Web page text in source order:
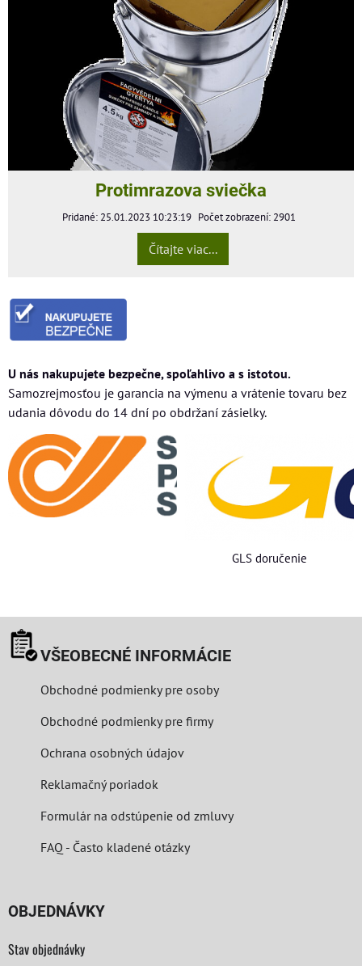
Protimrazova sviečka
Pridané: 25.01.2023 10:23:19 Počet zobrazení: 2901
Čítajte viac...
U nás nakupujete bezpečne, spoľahlivo a s istotou.
Samozrejmosťou je garancia na výmenu a vrátenie tovaru bez
udania dôvodu do 14 dní po obdržaní zásielky.
GLS doručenie
VŠEOBECNÉ INFORMÁCIE
Obchodné podmienky pre osoby
Obchodné podmienky pre firmy
Ochrana osobných údajov
Reklamačný poriadok
Formulár na odstúpenie od zmluvy
FAQ - Často kladené otázky
OBJEDNÁVKY
Stav objednávky